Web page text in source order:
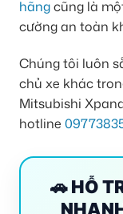
hãngcũng là
cường an toàn
Chúng tôi luôn
chủ xe khác
Mitsubishi
hotline
🚗 HỖ